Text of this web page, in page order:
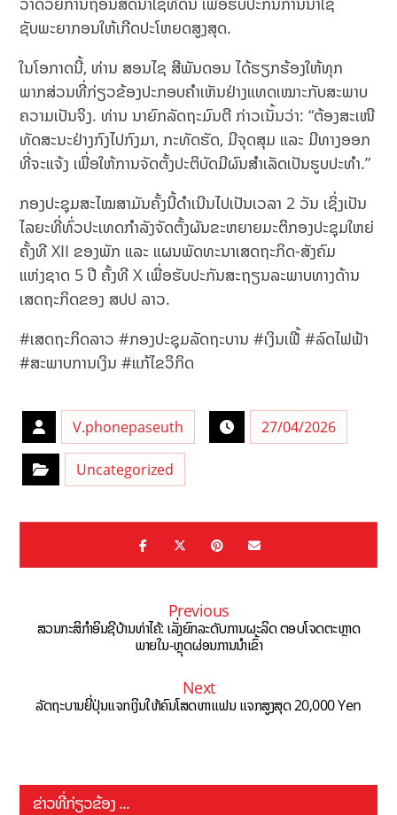
ຊັບພະຍາກອນໃຫ້ເກີດປະໂຫຍດສູງສຸດ.
ໃນໂອກາດນີ້, ທ່ານ ສອນໄຊ ສີພັນດອນ ໄດ້ຮຽກຮ້ອງໃຫ້ທຸກ
ພາກສ່ວນທີ່ກ່ຽວຂ້ອງປະກອບຄຳເຫັນຢ່າງແທດເໝາະກັບສະພາບ
ຄວາມເປັນຈິງ. ທ່ານ ນາຍົກລັດຖະມົນຕີ ກ່າວເນັ້ນວ່າ: “ຕ້ອງສະເໜີ
ທັດສະນະຢ່າງກົງໄປກົງມາ, ກະທັດຮັດ, ມີຈຸດສຸມ ແລະ ມີທາງອອກ
ທີ່ຈະແຈ້ງ ເພື່ອໃຫ້ການຈັດຕັ້ງປະຕິບັດມີຜົນສຳເລັດເປັນຮູບປະທຳ.”
ກອງປະຊຸມສະໄໝສາມັນຄັ້ງນີ້ດຳເນີນໄປເປັນເວລາ 2 ວັນ ເຊິ່ງເປັນ
ໄລຍະທີ່ທົ່ວປະເທດກຳລັງຈັດຕັ້ງຜັນຂະຫຍາຍມະຕິກອງປະຊຸມໃຫຍ່
ຄັ້ງທີ XII ຂອງພັກ ແລະ ແຜນພັດທະນາເສດຖະກິດ-ສັງຄົມ
ແຫ່ງຊາດ 5 ປີ ຄັ້ງທີ X ເພື່ອຮັບປະກັນສະຖຽນລະພາບທາງດ້ານ
ເສດຖະກິດຂອງ ສປປ ລາວ.
#ເສດຖະກິດລາວ #ກອງປະຊຸມລັດຖະບານ #ເງິນເຟີ້ #ລົດໄຟຟ້າ
#ສະພາບການເງິນ #ແກ້ໄຂວິກິດ
V.phonepaseuth 27/04/2026
Uncategorized
Previous
ສວນກະສິກຳອິນຊີບ້ານທ່າໄຄ້: ເລັ່ງຍົກລະດັບການຜະລິດ ຕອບໂຈດຕະຫຼາດ
ພາຍໃນ-ຫຼຸດຜ່ອນການນຳເຂົ້າ
Next
ລັດຖະບານຍີ່ປຸ່ນແຈກເງິນໃຫ້ຄົນໂສດຫາແຟນ ແຈກສູງສຸດ 20,000 Yen
ຂ່າວທີ່ກ່ຽວຂ້ອງ ...